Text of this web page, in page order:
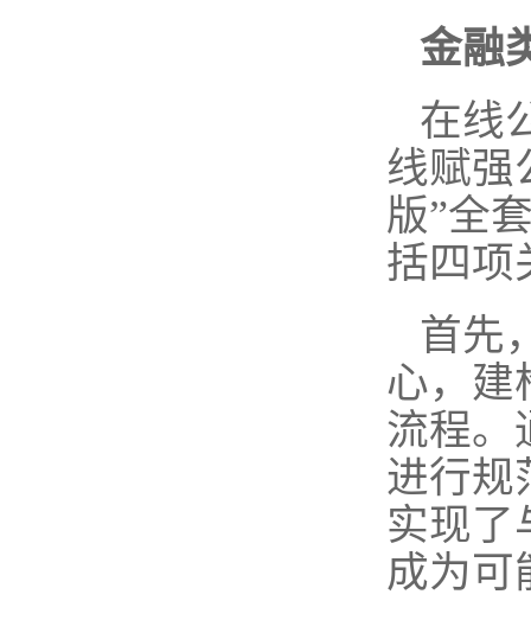
金融
在线
线赋强
版”全
括四项
首先
心，建
流程。
进行规
实现了
成为可